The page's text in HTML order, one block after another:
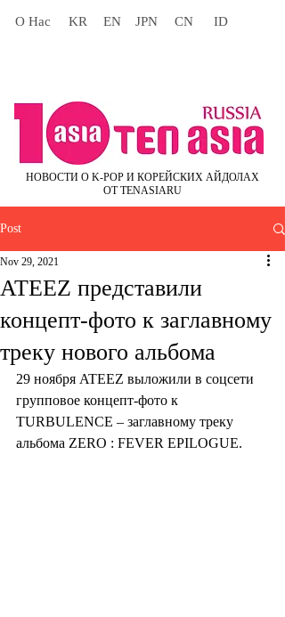
О Нас KR EN JPN CN ID
НОВОСТИ О K-POP И КОРЕЙСКИХ АЙДОЛАХ
ОТ TENASIARU
Post
ATEEZ представили
концепт-фото к заглавному
треку нового альбома
Nov 29, 2021
29 ноября ATEEZ выложили в соцсети
групповое концепт-фото к
TURBULENCE – заглавному треку
альбома ZERO : FEVER EPILOGUE.